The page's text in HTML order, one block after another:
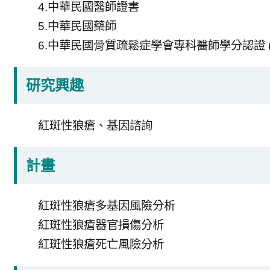
4.中華民國醫師證書
5.中華民國藥師
6.中華民國骨質疏鬆症學會專科醫師學分認證
研究興趣
紅斑性狼瘡、基因諮詢
計畫
紅斑性狼瘡多基因風險分析
紅斑性狼瘡器官損傷分析
紅斑性狼瘡死亡風險分析